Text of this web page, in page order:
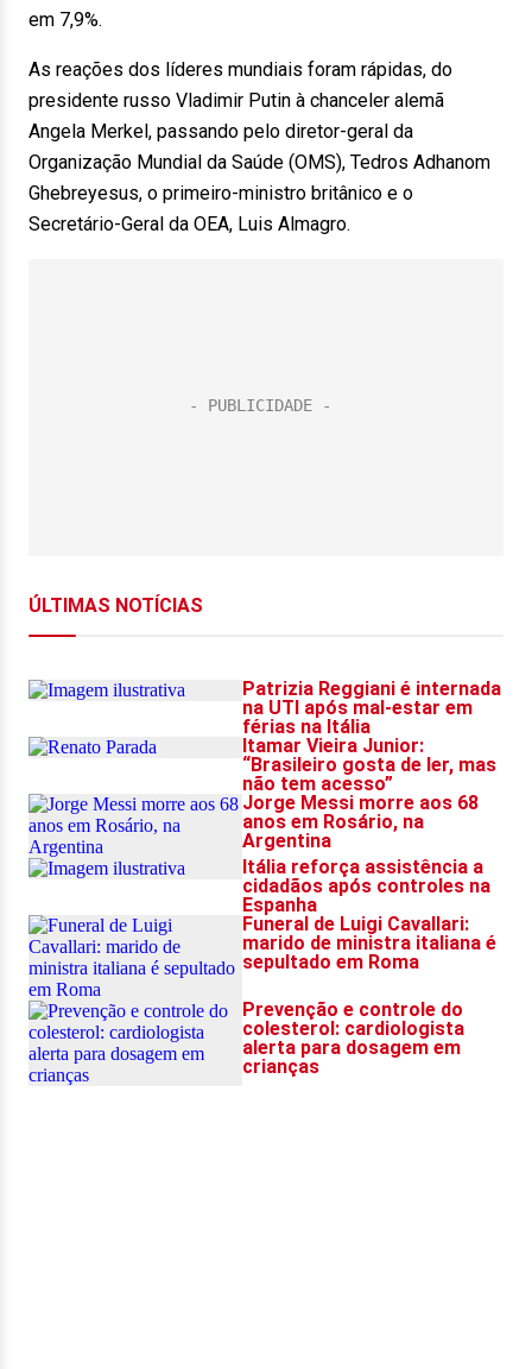
em 7,9%.
As reações dos líderes mundiais foram rápidas, do
presidente russo Vladimir Putin à chanceler alemã
Angela Merkel, passando pelo diretor-geral da
Organização Mundial da Saúde (OMS), Tedros Adhanom
Ghebreyesus, o primeiro-ministro britânico e o
Secretário-Geral da OEA, Luis Almagro.